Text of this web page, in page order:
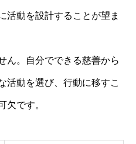
活動を設計することが望ま
ん。自分でできる慈善から
活動を選び、行動に移すこ
欠です。